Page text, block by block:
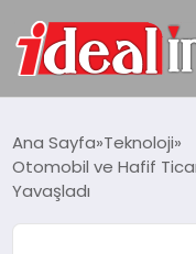
BILGISAYAR
Ana Sayfa Teknoloji
Otomobil ve Hafif
Yavaşladı